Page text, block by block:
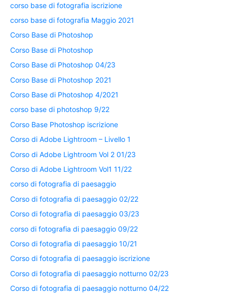
corso base di fotografia iscrizione
corso base di fotografia Maggio 2021
Corso Base di Photoshop
Corso Base di Photoshop
Corso Base di Photoshop 04/23
Corso Base di Photoshop 2021
Corso Base di Photoshop 4/2021
corso base di photoshop 9/22
Corso Base Photoshop iscrizione
Corso di Adobe Lightroom – Livello 1
Corso di Adobe Lightroom Vol 2 01/23
Corso di Adobe Lightroom Vol1 11/22
corso di fotografia di paesaggio
Corso di fotografia di paesaggio 02/22
Corso di fotografia di paesaggio 03/23
corso di fotografia di paesaggio 09/22
Corso di fotografia di paesaggio 10/21
Corso di fotografia di paesaggio iscrizione
Corso di fotografia di paesaggio notturno 02/23
Corso di fotografia di paesaggio notturno 04/22